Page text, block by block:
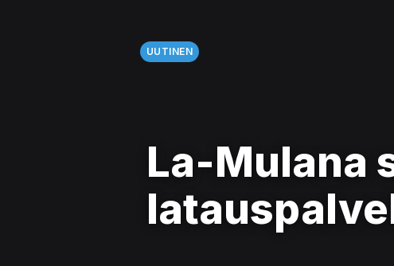
UUTINEN
La-Mulana